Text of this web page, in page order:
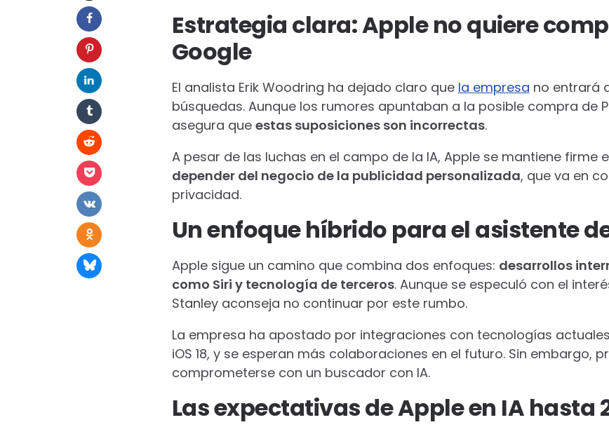
Estrategia clara: Apple no quiere
Google
El analista Erik Woodring ha dejado claro que la empresa no entrará
búsquedas. Aunque los rumores apuntaban a la posible compra de
asegura que estas suposiciones son incorrectas.
A pesar de las luchas en el campo de la IA, Apple se mantiene firme
depender del negocio de la publicidad personalizada, que va en
privacidad.
Un enfoque híbrido para el asistente
Apple sigue un camino que combina dos enfoques: desarrollos
como Siri y tecnología de terceros. Aunque se especuló con el
Stanley aconseja no continuar por este rumbo.
La empresa ha apostado por integraciones con tecnologías
iOS 18, y se esperan más colaboraciones en el futuro. Sin embargo,
comprometerse con un buscador con IA.
Las expectativas de Apple en IA hasta